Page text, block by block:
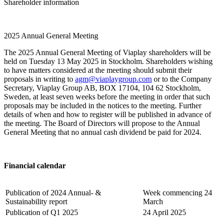
Shareholder information
2025 Annual General Meeting
The 2025 Annual General Meeting of Viaplay shareholders will be
held on Tuesday 13 May 2025 in Stockholm. Shareholders wishing
to have matters considered at the meeting should submit their
proposals in writing to agm@viaplaygroup.com or to the Company
Secretary, Viaplay Group AB, BOX 17104, 104 62 Stockholm,
Sweden, at least seven weeks before the meeting in order that such
proposals may be included in the notices to the meeting. Further
details of when and how to register will be published in advance of
the meeting. The Board of Directors will propose to the Annual
General Meeting that no annual cash dividend be paid for 2024.
Financial calendar
Publication of 2024 Annual- &
Sustainability report
Week commencing 24
March
Publication of Q1 2025
24 April 2025